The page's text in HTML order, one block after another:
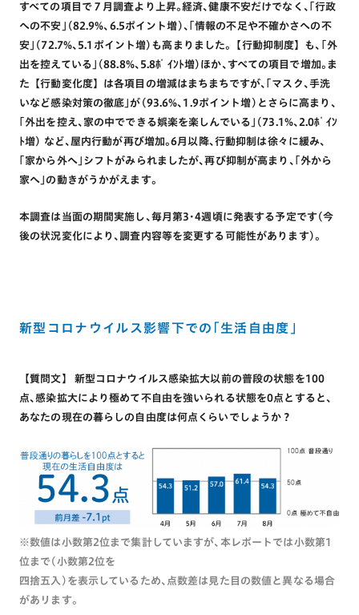
すべての項目で７月調査より上昇｡経済､健康不安だけでなく､｢行政
への不安｣(82.9%､6.5ポイント増)､｢情報の不足や不確かさへの不
安｣(72.7%､5.1ポイント増)も高まりました｡【行動抑制度】も､｢外
出を控えている｣(88.8%､5.8ﾎﾟｲﾝﾄ増)ほか､すべての項目で増加｡ま
た【行動変化度】は各項目の増減はまちまちですが､｢マスク､手洗
いなど感染対策の徹底｣が(93.6%､1.9ポイント増)とさらに高まり､
｢外出を控え､家の中でできる娯楽を楽しんでいる｣(73.1%､2.0ﾎﾟｲﾝ
ﾄ増) など､屋内行動が再び増加｡6月以降､行動抑制は徐々に緩み､
｢家から外へ｣シフトがみられましたが､再び抑制が高まり､｢外から
家へ｣の動きがうかがえます｡
本調査は当面の期間実施し､毎月第3･4週頃に発表する予定です(今
後の状況変化により､調査内容等を変更する可能性があります)｡
新型コロナウイルス影響下での｢生活自由度｣
【質問文】 新型コロナウイルス感染拡大以前の普段の状態を100
点､感染拡大により極めて不自由を強いられる状態を0点とすると､
あなたの現在の暮らしの自由度は何点くらいでしょうか？
※数値は小数第2位まで集計していますが､本レポートでは小数第1
位まで(小数第2位を
四捨五入)を表示しているため､点数差は見た目の数値と異なる場合
があリます｡